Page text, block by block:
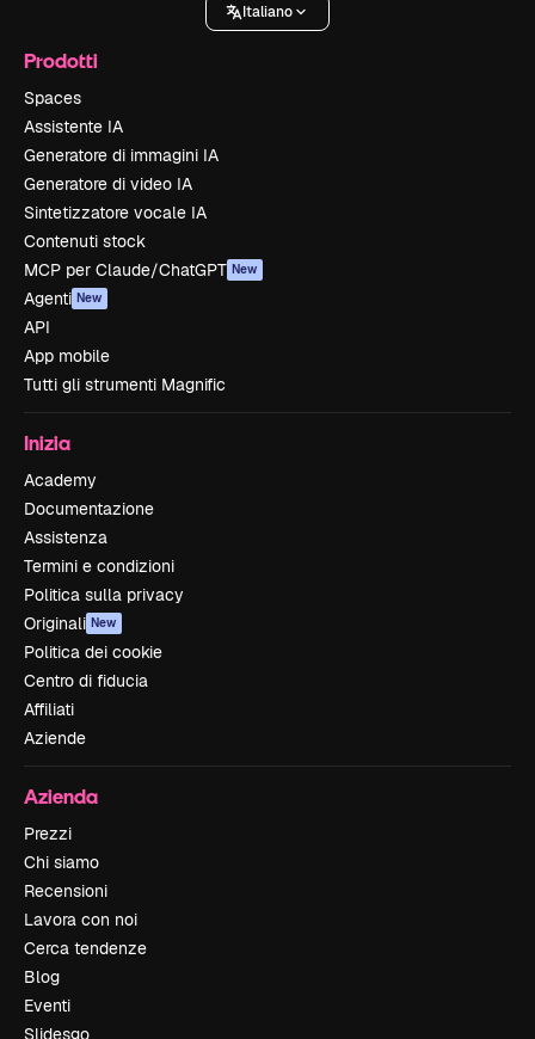
Italiano
Prodotti
Spaces
Assistente IA
Generatore di immagini IA
Generatore di video IA
Sintetizzatore vocale IA
Contenuti stock
MCP per Claude/ChatGPT New
Agenti New
API
App mobile
Tutti gli strumenti Magnific
Inizia
Academy
Documentazione
Assistenza
Termini e condizioni
Politica sulla privacy
Originali New
Politica dei cookie
Centro di fiducia
Affiliati
Aziende
Azienda
Prezzi
Chi siamo
Recensioni
Lavora con noi
Cerca tendenze
Blog
Eventi
Slidesgo